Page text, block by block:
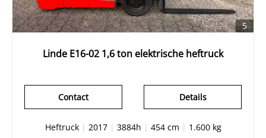
5
Linde E16-02 1,6 ton elektrische heftruck
Details
Contact
Heftruck| 2017| 3884h | 454 cm | 1.600 kg